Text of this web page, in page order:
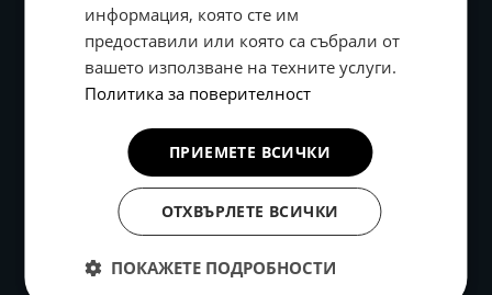
Правила и условия
Връщане и замяна на стока
информация, която сте им
предоставили или която са събрали от
вашето използване на техните услуги.
Политика за поверителност
ПРИЕМЕТЕ ВСИЧКИ
ОТХВЪРЛЕТЕ ВСИЧКИ
ПОКАЖЕТЕ ПОДРОБНОСТИ